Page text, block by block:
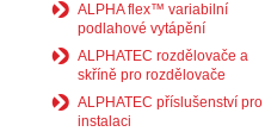
ALPHA flex™ variabilní
podlahové vytápění
ALPHATEC rozdělovače a
skříně pro rozdělovače
ALPHATEC příslušenství pro
instalaci